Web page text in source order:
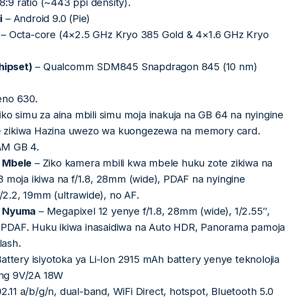
ratio (~443 ppi density).
– Android 9.0 (Pie)
Octa-core (4×2.5 GHz Kryo 385 Gold & 4×1.6 GHz Kryo
– Qualcomm SDM845 Snapdragon 845 (10 nm)
630.
simu za aina mbili simu moja inakuja na GB 64 na nyingine
zikiwa Hazina uwezo wa kuongezewa na memory card.
GB 4.
– Ziko kamera mbili kwa mbele huku zote zikiwa na
ikiwa na f/1.8, 28mm (wide), PDAF na nyingine
19mm (ultrawide), no AF.
– Megapixel 12 yenye f/1.8, 28mm (wide), 1/2.55″,
Huku ikiwa inasaidiwa na Auto HDR, Panorama pamoja
isiyotoka ya Li-Ion 2915 mAh battery yenye teknolojia
9V/2A 18W
a/b/g/n, dual-band, WiFi Direct, hotspot, Bluetooth 5.0